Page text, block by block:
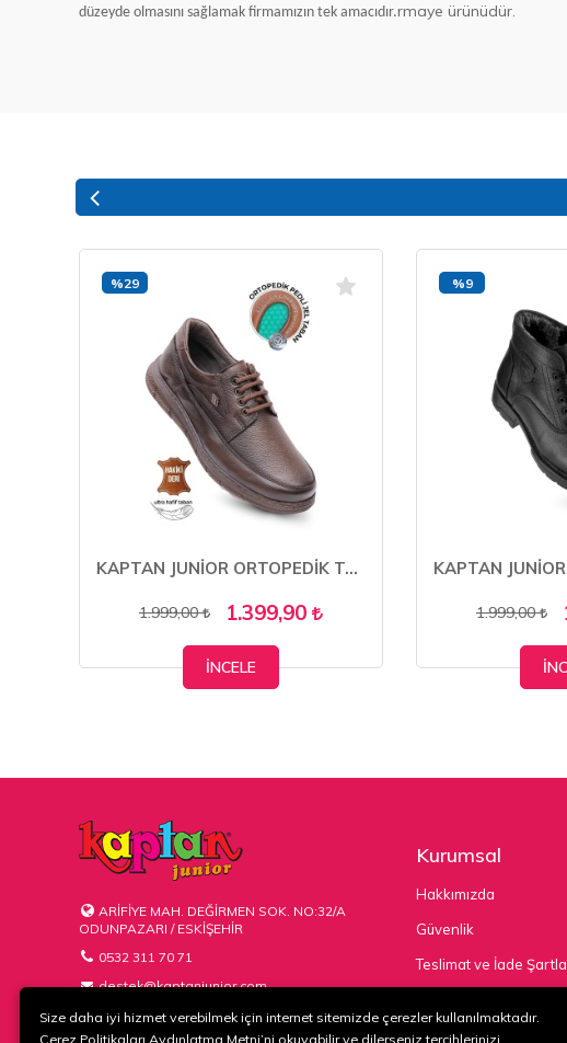
düzeyde olmasını sağlamak firmamızın tek amacıdır.rmaye ürünüdür.
KAPTAN JUNİOR ORTOPEDİK TOPUK MASAJLI ULTRA RAHAT HAKİKİ DERİ ERKEK AYAKKABI MULUE 600
1.999,00 1.399,90
%29
İNCELE
1.999,00
%9
ARİFİYE MAH. DEĞİRMEN SOK. NO:32/A
ODUNPAZARI / ESKİŞEHİR
0532 311 70 71
destek@kaptanjunior.com
Kurumsal
Hakkımızda
Güvenlik
Teslimat ve İade
Size daha iyi hizmet verebilmek için internet sitemizde çerezler kullanılmaktadır.
Çerez Politikaları Aydınlatma Metni’ni okuyabilir ve dilerseniz tercihlerinizi